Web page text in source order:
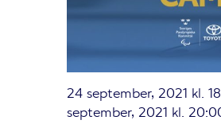
24 september, 2021 kl.
september, 2021 kl.